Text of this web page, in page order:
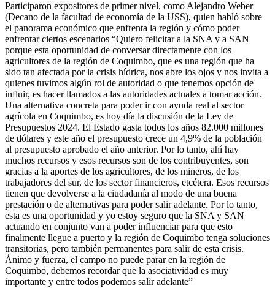
Participaron expositores de primer nivel, como Alejandro Weber
(Decano de la facultad de economía de la USS), quien habló sobre
el panorama económico que enfrenta la región y cómo poder
enfrentar ciertos escenarios “Quiero felicitar a la SNA y a SAN
porque esta oportunidad de conversar directamente con los
agricultores de la región de Coquimbo, que es una región que ha
sido tan afectada por la crisis hídrica, nos abre los ojos y nos invita a
quienes tuvimos algún rol de autoridad o que tenemos opción de
influir, es hacer llamados a las autoridades actuales a tomar acción.
Una alternativa concreta para poder ir con ayuda real al sector
agrícola en Coquimbo, es hoy día la discusión de la Ley de
Presupuestos 2024. El Estado gasta todos los años 82.000 millones
de dólares y este año el presupuesto crece un 4,9% de la población
al presupuesto aprobado el año anterior. Por lo tanto, ahí hay
muchos recursos y esos recursos son de los contribuyentes, son
gracias a la aportes de los agricultores, de los mineros, de los
trabajadores del sur, de los sector financieros, etcétera. Esos recursos
tienen que devolverse a la ciudadanía al modo de una buena
prestación o de alternativas para poder salir adelante. Por lo tanto,
esta es una oportunidad y yo estoy seguro que la SNA y SAN
actuando en conjunto van a poder influenciar para que esto
finalmente llegue a puerto y la región de Coquimbo tenga soluciones
transitorias, pero también permanentes para salir de esta crisis.
Ánimo y fuerza, el campo no puede parar en la región de
Coquimbo, debemos recordar que la asociatividad es muy
importante y entre todos podemos salir adelante”